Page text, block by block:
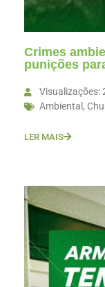
Crimes
punições
Visualizações:
Ambiental ,
LER MAIS